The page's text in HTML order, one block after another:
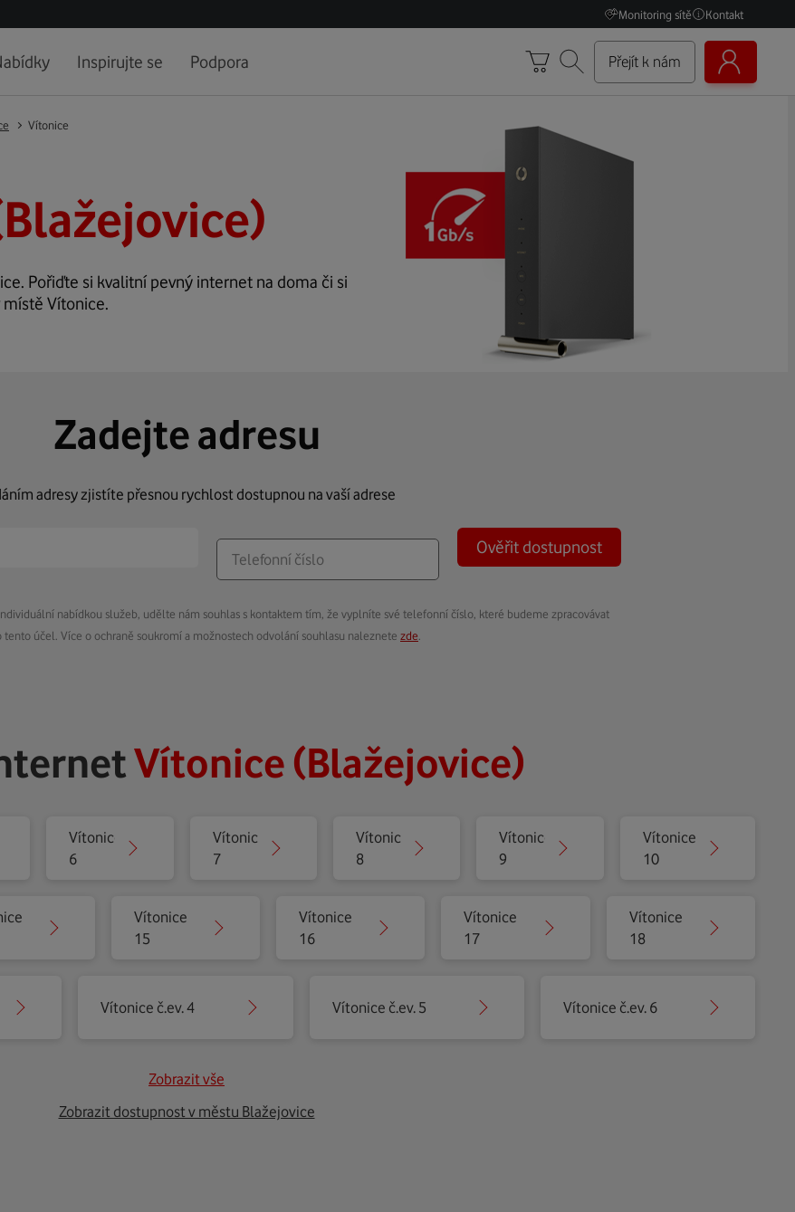
Monitoring sítě Kontakt
Inspirujte se Podpora Přejít k nám
Vítonice
Pořiďte si kvalitní pevný internet na doma či si
Vítonice.
Zadejte adresu
adresy zjistíte přesnou rychlost dostupnou na vaší adrese
Ověřit dostupnost
nabídkou služeb, udělte nám souhlas s kontaktem tím, že vyplníte své telefonní číslo, které budeme zpracovávat
tento účel. Více o ochraně soukromí a možnostech odvolání souhlasu naleznete zde
Vítonice (Blažejovice)
Vítonice
6
Vítonice
7
Vítonice
8
Vítonice
9
Vítonice
10
Vítonice
15
Vítonice
16
Vítonice
17
Vítonice
18
Vítonice č.ev. 4 Vítonice č.ev. 5 Vítonice č.ev. 6
Zobrazit vše
Zobrazit dostupnost v městu Blažejovice